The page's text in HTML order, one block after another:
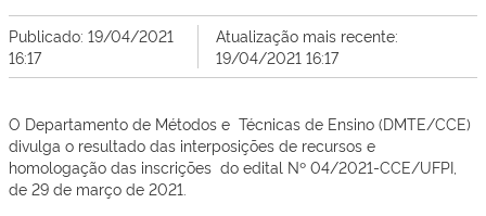
Publicado: 19/04/2021
16:17
Atualização mais recente:
19/04/2021 16:17
O Departamento de Métodos e Técnicas de Ensino (DMTE/CCE)
divulga o resultado das interposições de recursos e
homologação das inscrições do edital Nº 04/2021-CCE/UFPI,
de 29 de março de 2021.